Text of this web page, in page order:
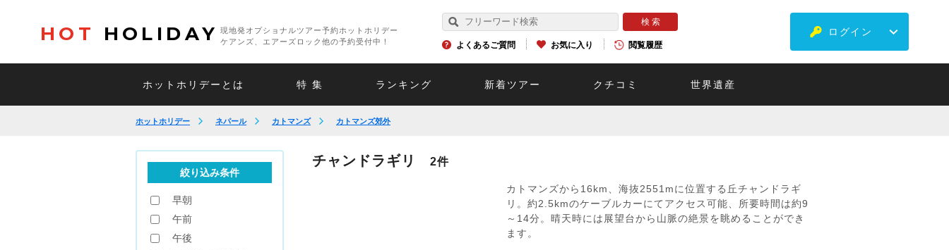
HOT HOLIDAY
現地発オプショナルツアー予約ホットホリデー
ケアンズ、エアーズロック他の予約受付中！
よくあるご質問 お気に入り 閲覧履歴
ログイン
ホットホリデーとは 特 集 ランキング 新着ツアー クチコミ 世界遺産
ホットホリデー ネパール カトマンズ カトマンズ郊外
チャンドラギリ 2件
カトマンズから16km、海抜2551mに位置する丘チャンドラギ
リ。約2.5kmのケーブルカーにてアクセス可能、所要時間は約9
～14分。晴天時には展望台から山脈の絶景を眺めることができ
ます。
絞り込み条件
早朝
午前
午後